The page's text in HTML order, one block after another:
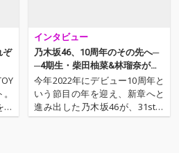
ぞ
己
インタビュー
乃木坂46、10周年のその先へ─
─4期生・柴田柚菜&林瑠奈が語
る、出会い、成長、そして未来
のこと
今年2022年にデビュー10周年と
いう節目の年を迎え、新章へと
進み出した乃木坂46が、31stシ
ングル『ここにはないもの』を